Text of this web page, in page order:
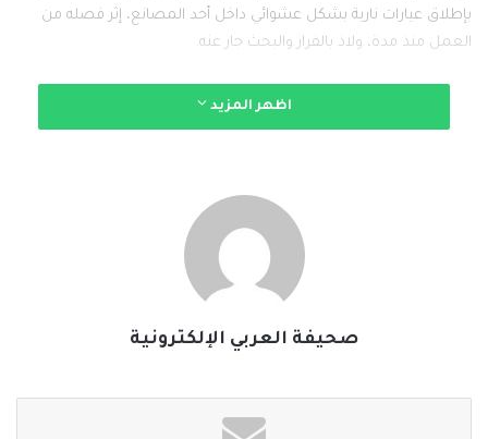
بإطلاق عيارات نارية بشكل عشوائي داخل أحد المصانع، إثر فصله من
العمل منذ مدة، ولاذ بالفرار والبحث جار عنه.
وأضاف المتحدث باسم المديرية أنه نتج عن الحادثة إصابة شخصين من
جنسيات أجنبية بعيارات نارية، وأُسعفا للمستشفى، أحدهما توفي والآخر
#صحيفة_العربي_الالكترونية
اظهر المزيد
صحيفة العربي الإلكترونية